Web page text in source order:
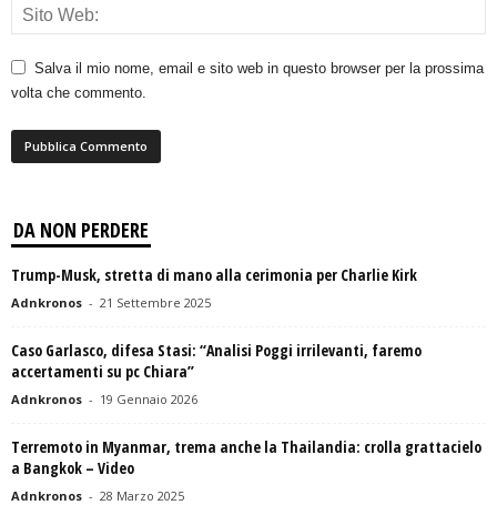
Salva il mio nome, email e sito web in questo browser per la prossima
volta che commento.
DA NON PERDERE
Trump-Musk, stretta di mano alla cerimonia per Charlie Kirk
Adnkronos - 21 Settembre 2025
Caso Garlasco, difesa Stasi: “Analisi Poggi irrilevanti, faremo
accertamenti su pc Chiara”
Adnkronos - 19 Gennaio 2026
Terremoto in Myanmar, trema anche la Thailandia: crolla grattacielo
a Bangkok – Video
Adnkronos - 28 Marzo 2025